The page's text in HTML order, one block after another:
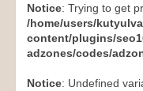
Notice: Trying to get
/home/users/
content/plugins/
adzones/codes/
Notice: Undefined